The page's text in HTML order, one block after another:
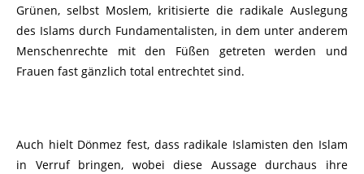
Grünen, selbst Moslem, kritisierte die radikale Auslegung
des Islams durch Fundamentalisten, in dem unter anderem
Menschenrechte mit den Füßen getreten werden und
Frauen fast gänzlich total entrechtet sind.
Auch hielt Dönmez fest, dass radikale Islamisten den Islam
in Verruf bringen, wobei diese Aussage durchaus ihre